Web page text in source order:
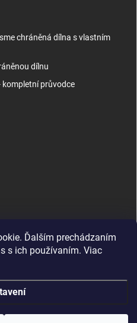
Ďalším prechádzaním
s ich používaním. Viac
chráněná dílna s vlastním
dílnu
průvodce